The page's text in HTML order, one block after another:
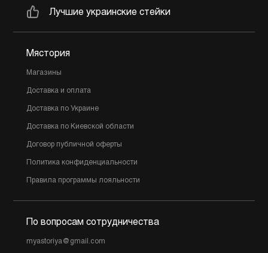
Лучшие украинские стейки
Мястория
Магазины
Доставка и оплата
Доставка по Украине
Доставка по Киевской области
Договор публичной оферты
Политика конфиденциальности
Правила программы лояльности
По вопросам сотрудничества
myastoriya@gmail.com